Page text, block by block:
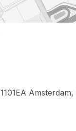
1101EA Amsterdam,